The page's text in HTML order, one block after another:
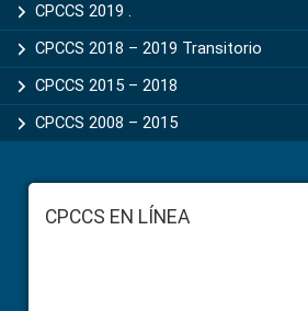
CPCCS 2019 .
CPCCS 2018 – 2019 Transitorio
CPCCS 2015 – 2018
CPCCS 2008 – 2015
FooterCPCCS EN LÍNEA